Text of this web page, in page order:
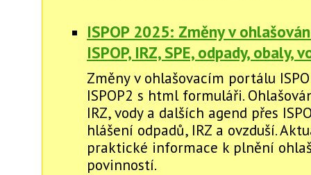
ISPOP 2025: Změny v
ISPOP, IRZ, SPE, odpady, obaly,
Změny v ohlašovacím portálu
ISPOP2 s html formuláři.
IRZ, vody a dalších agend přes
hlášení odpadů, IRZ a ovzduší.
praktické informace k plnění
povinností.